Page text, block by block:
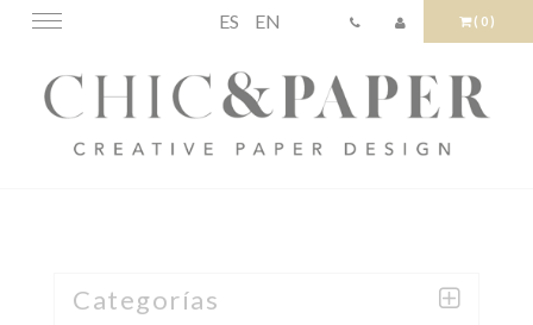
(0)
ES EN
Toggle
Categorías